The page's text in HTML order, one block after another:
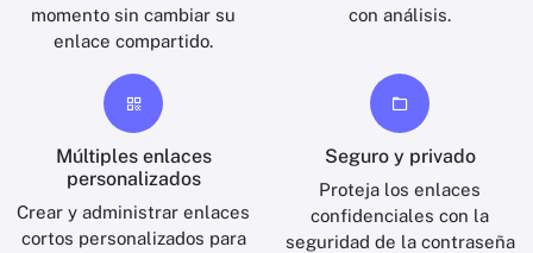
momento sin cambiar su
enlace compartido.
con análisis.
Múltiples enlaces
personalizados
Crear y administrar enlaces
cortos personalizados para
Seguro y privado
Proteja los enlaces
confidenciales con la
seguridad de la contraseña